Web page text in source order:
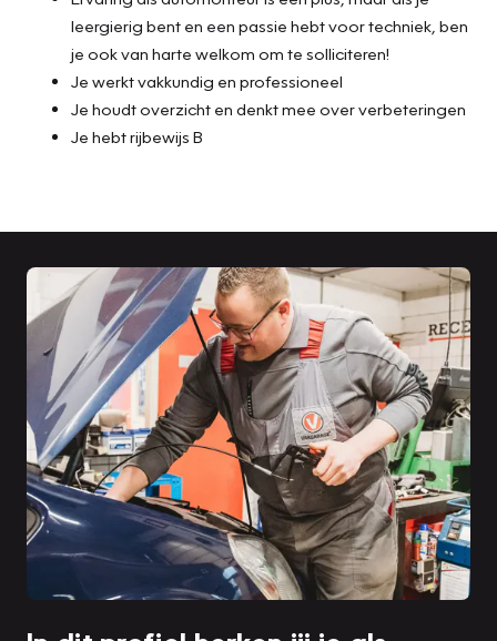
leergierig bent en een passie hebt voor techniek, ben
je ook van harte welkom om te solliciteren!
Je werkt vakkundig en professioneel
Je houdt overzicht en denkt mee over verbeteringen
Je hebt rijbewijs B